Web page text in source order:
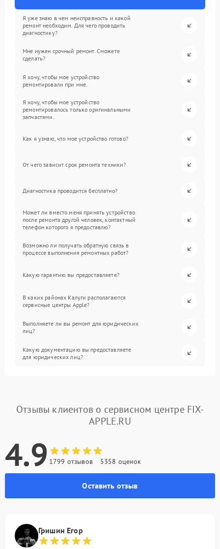
Я уже знаю в чем неисправность и какой
ремонт необходим. Для чего проводить
диагностику?
Мне нужен срочный ремонт. Сможете
сделать?
Я хочу, чтобы мое устройство
ремонтировали при мне.
Я хочу, чтобы мое устройство
ремонтировалось только оригинальными
запчастями.
Как я узнаю, что мое устройство готово?
От чего зависит срок ремонта техники?
Диагностика проводится бесплатно?
Может ли вместо меня принять устройство
после ремонта другой человек, контактный
телефон которого я предоставлю?
Возможно ли получать обратную связь в
процессе выполнения ремонтных работ?
Какую гарантию вы предоставляете?
В каких районах Калуги располагаются
сервисные центры Apple?
Выполняете ли вы ремонт для юридических
лиц?
Какую документацию вы предоставляете
для юридических лиц?
Отзывы клиентов о сервисном центре FIX-
APPLE.RU
4.9 1799 отзывов 5358 оценок
Оставить отзыв
Гришин Егор